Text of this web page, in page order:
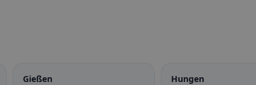
Gießen Hungen